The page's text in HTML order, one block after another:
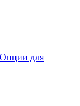
Опции для